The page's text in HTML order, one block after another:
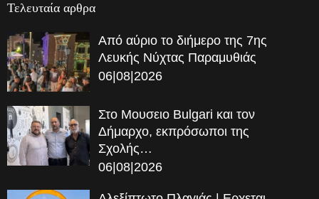
Τελευταία αρθρα
Από αύριο το διήμερο της 7ης
Λευκής Νύχτας Παραμυθιάς
06|08|2026
Στο Μουσειο Bulgari και τον
Δήμαρχο, εκπρόσωποι της
Σχολής…
06|08|2026